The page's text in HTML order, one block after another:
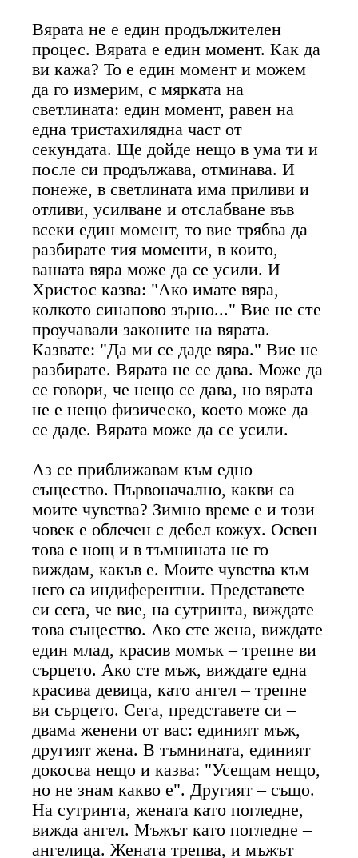
Вярата не е един продължителен
процес. Вярата е един момент. Как да
ви кажа? То е един момент и можем
да го измерим, с мярката на
светлината: един момент, равен на
една тристахилядна част от
секундата. Ще дойде нещо в ума ти и
после си продължава, отминава. И
понеже, в светлината има приливи и
отливи, усилване и отслабване във
всеки един момент, то вие трябва да
разбирате тия моменти, в които,
вашата вяра може да се усили. И
Христос казва: "Ако имате вяра,
колкото синапово зърно..." Вие не сте
проучавали законите на вярата.
Казвате: "Да ми се даде вяра." Вие не
разбирате. Вярата не се дава. Може да
се говори, че нещо се дава, но вярата
не е нещо физическо, което може да
се даде. Вярата може да се усили.
Аз се приближавам към едно
същество. Първоначално, какви са
моите чувства? Зимно време е и този
човек е облечен с дебел кожух. Освен
това е нощ и в тъмнината не го
виждам, какъв е. Моите чувства към
него са индиферентни. Представете
си сега, че вие, на сутринта, виждате
това същество. Ако сте жена, виждате
един млад, красив момък – трепне ви
сърцето. Ако сте мъж, виждате една
красива девица, като ангел – трепне
ви сърцето. Сега, представете си –
двама женени от вас: единият мъж,
другият жена. В тъмнината, единият
докосва нещо и казва: "Усещам нещо,
но не знам какво е". Другият – също.
На сутринта, жената като погледне,
вижда ангел. Мъжът като погледне –
ангелица. Жената трепва, и мъжът